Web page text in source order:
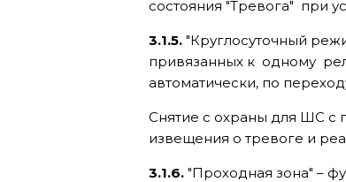
состояния "Тревога" при
3.1.5."Круглосуточный
привязанных к одному
автоматически, по
Снятие с охраны для ШС с
извещения о тревоге и
3.1.6."Проходная зона" –